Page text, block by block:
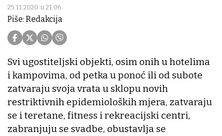
25.11.2020. u 21:06
Piše: Redakcija
Svi ugostiteljski objekti, osim onih u hotelima
i kampovima, od petka u ponoć ili od subote
zatvaraju svoja vrata u sklopu novih
restriktivnih epidemioloških mjera, zatvaraju
se i teretane, fitness i rekreacijski centri,
zabranjuju se svadbe, obustavlja se